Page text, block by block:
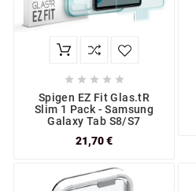
    
Spigen EZ Fit Glas.tR
Slim 1 Pack - Samsung
Galaxy Tab S8/S7
21,70 €